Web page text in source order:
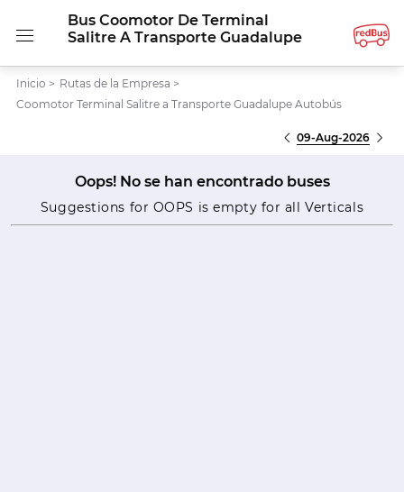
Bus Coomotor De Terminal
Salitre A Transporte Guadalupe
Inicio > Rutas de la Empresa >
Coomotor Terminal Salitre a Transporte Guadalupe Autobús
09-Aug-2026
Oops! No se han encontrado buses
Suggestions for OOPS is empty for all Verticals